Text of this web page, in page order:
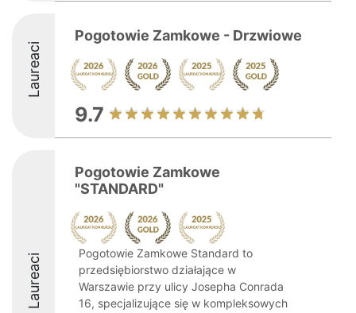
Laureaci
Pogotowie Zamkowe - Drzwiowe
9.7
Laureaci
Pogotowie Zamkowe
"STANDARD"
Pogotowie Zamkowe Standard to
przedsiębiorstwo działające w
Warszawie przy ulicy Josepha Conrada
16, specjalizujące się w kompleksowych